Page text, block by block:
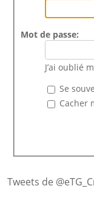
Mot de passe:
J’ai oublié
Se
Cacher
Tweets de